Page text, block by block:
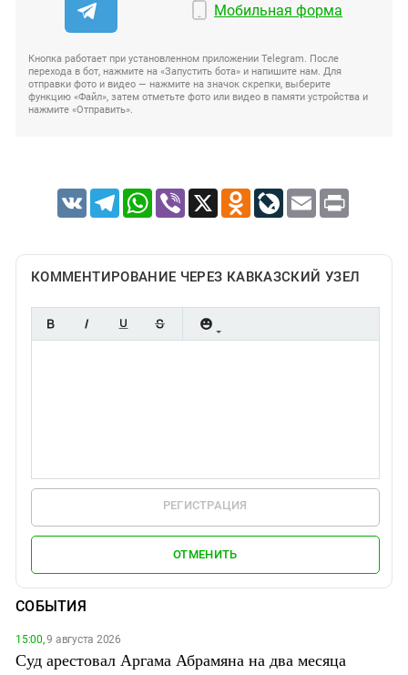
Мобильная форма
Кнопка работает при установленном приложении Telegram. После
перехода в бот, нажмите на «Запустить бота» и напишите нам. Для
отправки фото и видео — нажмите на значок скрепки, выберите
функцию «Файл», затем отметьте фото или видео в памяти устройства и
нажмите «Отправить».
VK TelegramWhatsApp
Viber X Odnoklassniki
LiveJournal
Email Print
КОММЕНТИРОВАНИЕ ЧЕРЕЗ КАВКАЗСКИЙ УЗЕЛ
РЕГИСТРАЦИЯ
ОТМЕНИТЬ
СОБЫТИЯ
15:00,9 августа 2026
Суд арестовал Аргама Абрамяна на два месяца